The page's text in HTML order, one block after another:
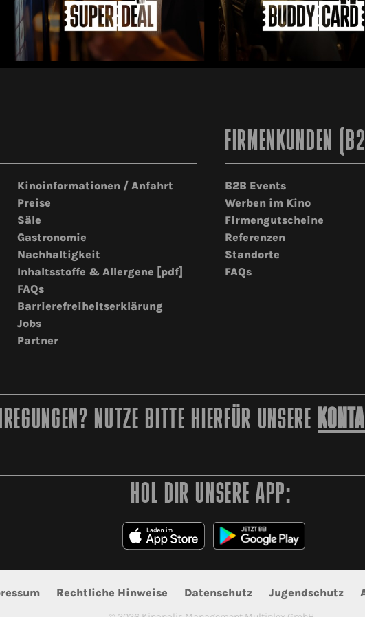
Kinoinformationen / Anfahrt
Preise
Säle
Gastronomie
Nachhaltigkeit
Inhaltsstoffe & Allergene [pdf]
FAQs
Barrierefreiheitserklärung
Jobs
Partner
FIRMENKUNDEN
B2B Events
Werben im Kino
Firmengutscheine
Referenzen
Standorte
FAQs
NUTZE BITTE HIERFÜR UNSERE
HOL DIR UNSERE APP:
Rechtliche Hinweise Datenschutz Jugendschutz